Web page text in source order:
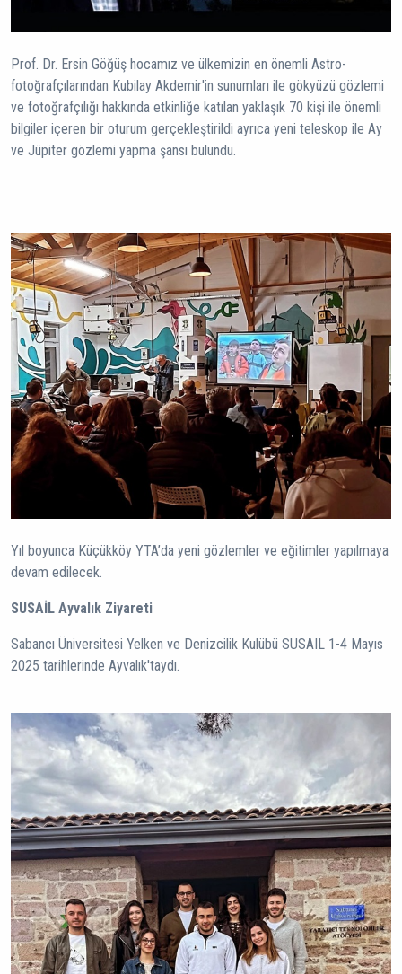
Prof. Dr. Ersin Göğüş hocamız ve ülkemizin en önemli Astro-
fotoğrafçılarından Kubilay Akdemir'in sunumları ile gökyüzü gözlemi
ve fotoğrafçılığı hakkında etkinliğe katılan yaklaşık 70 kişi ile önemli
bilgiler içeren bir oturum gerçekleştirildi ayrıca yeni teleskop ile Ay
ve Jüpiter gözlemi yapma şansı bulundu.
Yıl boyunca Küçükköy YTA’da yeni gözlemler ve eğitimler yapılmaya
devam edilecek.
SUSAİL Ayvalık Ziyareti
Sabancı Üniversitesi Yelken ve Denizcilik Kulübü SUSAIL 1-4 Mayıs
2025 tarihlerinde Ayvalık'taydı.